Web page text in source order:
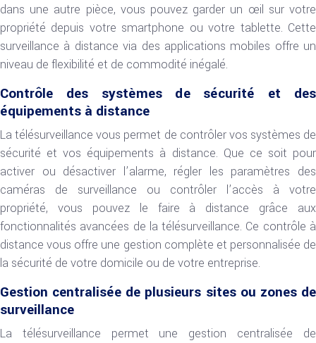
dans une autre pièce, vous pouvez garder un œil sur votre
propriété depuis votre smartphone ou votre tablette. Cette
surveillance à distance via des applications mobiles offre un
niveau de flexibilité et de commodité inégalé.
Contrôle des systèmes de sécurité et des
équipements à distance
La télésurveillance vous permet de contrôler vos systèmes de
sécurité et vos équipements à distance. Que ce soit pour
activer ou désactiver l’alarme, régler les paramètres des
caméras de surveillance ou contrôler l’accès à votre
propriété, vous pouvez le faire à distance grâce aux
fonctionnalités avancées de la télésurveillance. Ce contrôle à
distance vous offre une gestion complète et personnalisée de
la sécurité de votre domicile ou de votre entreprise.
Gestion centralisée de plusieurs sites ou zones de
surveillance
La télésurveillance permet une gestion centralisée de